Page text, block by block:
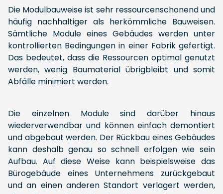
Die Modulbauweise ist sehr ressourcenschonend und
häufig nachhaltiger als herkömmliche Bauweisen.
Sämtliche Module eines Gebäudes werden unter
kontrollierten Bedingungen in einer Fabrik gefertigt.
Das bedeutet, dass die Ressourcen optimal genutzt
werden, wenig Baumaterial übrigbleibt und somit
Abfälle minimiert werden.
Die einzelnen Module sind darüber hinaus
wiederverwendbar und können einfach demontiert
und abgebaut werden. Der Rückbau eines Gebäudes
kann deshalb genau so schnell erfolgen wie sein
Aufbau. Auf diese Weise kann beispielsweise das
Bürogebäude eines Unternehmens zurückgebaut
und an einen anderen Standort verlagert werden,